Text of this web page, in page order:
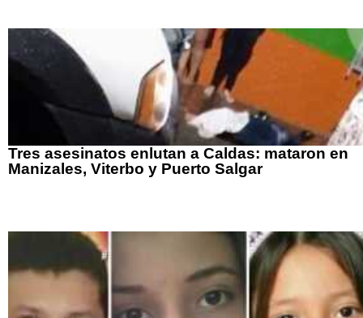
Tres asesinatos enlutan a Caldas: mataron en
Manizales, Viterbo y Puerto Salgar